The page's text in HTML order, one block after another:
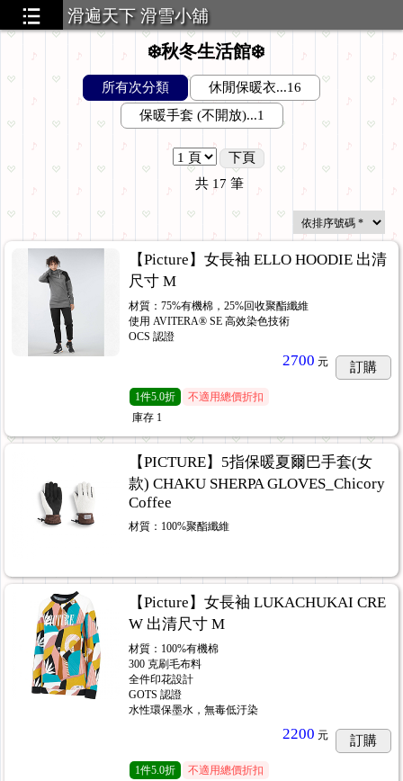
滑遍天下 滑雪小舖
❄️秋冬生活館❄️
所有次分類
休閒保暖衣...16
保暖手套 (不開放)...1
下頁
共 17 筆
【Picture】女長袖 ELLO HOODIE 出清
尺寸 M
材質：75%有機棉，25%回收聚酯纖維
使用 AVITERA® SE 高效染色技術
OCS 認證
2700 元 訂購
1件5.0折
不適用總價折扣
庫存 1
【PICTURE】5指保暖夏爾巴手套(女
款) CHAKU SHERPA GLOVES_Chicory
Coffee
材質：100%聚酯纖維
【Picture】女長袖 LUKACHUKAI CRE
W 出清尺寸 M
材質：100%有機棉
300 克刷毛布料
全件印花設計
GOTS 認證
水性環保墨水，無毒低汙染
2200 元 訂購
1件5.0折
不適用總價折扣